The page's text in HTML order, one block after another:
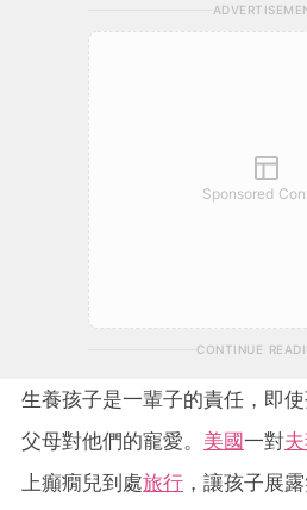
Sponsored
CONTINUE
生養孩子是一輩子的責任，即
父母對他們的寵愛。 美國一對
上癲癇兒到處旅行 ，讓孩子展